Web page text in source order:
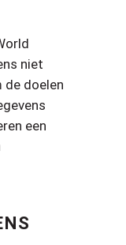
niet
de doelen
een